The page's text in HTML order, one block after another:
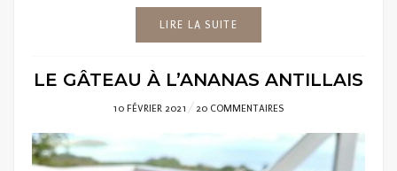
LIRE LA SUITE
LE GÂTEAU À L’ANANAS ANTILLAIS
POSTED
10 FÉVRIER 2021 20 COMMENTAIRES